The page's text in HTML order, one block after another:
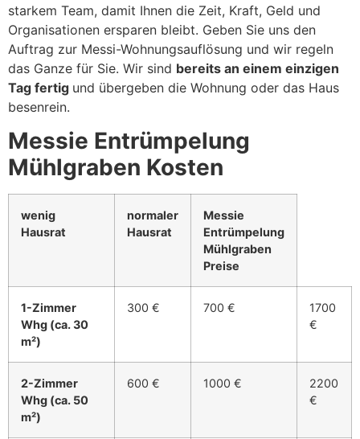
starkem Team, damit Ihnen die Zeit, Kraft, Geld und
Organisationen ersparen bleibt. Geben Sie uns den
Auftrag zur Messi-Wohnungsauflösung und wir regeln
das Ganze für Sie. Wir sind bereits an einem einzigen
Tag fertig und übergeben die Wohnung oder das Haus
besenrein.
Messie Entrümpelung
Mühlgraben Kosten
wenig
Hausrat
normaler
Hausrat
Messie
Entrümpelung
Mühlgraben
Preise
1-Zimmer
Whg (ca. 30
m²)
300 € 700 €
1700
€
2-Zimmer
Whg (ca. 50
m²)
600 € 1000 €
2200
€